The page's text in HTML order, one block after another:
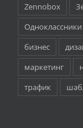
Zennobox
Одноклассники
бизнес
маркетинг
трафик